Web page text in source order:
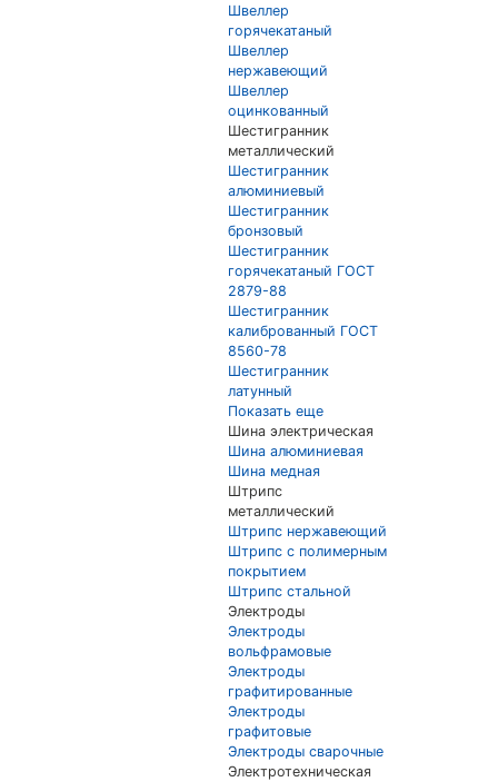
Швеллер
горячекатаный
Швеллер
нержавеющий
Швеллер
оцинкованный
Шестигранник
металлический
Шестигранник
алюминиевый
Шестигранник
бронзовый
Шестигранник
горячекатаный ГОСТ
2879-88
Шестигранник
калиброванный ГОСТ
8560-78
Шестигранник
латунный
Показать еще
Шина электрическая
Шина алюминиевая
Шина медная
Штрипс
металлический
Штрипс нержавеющий
Штрипс с полимерным
покрытием
Штрипс стальной
Электроды
Электроды
вольфрамовые
Электроды
графитированные
Электроды
графитовые
Электроды сварочные
Электротехническая